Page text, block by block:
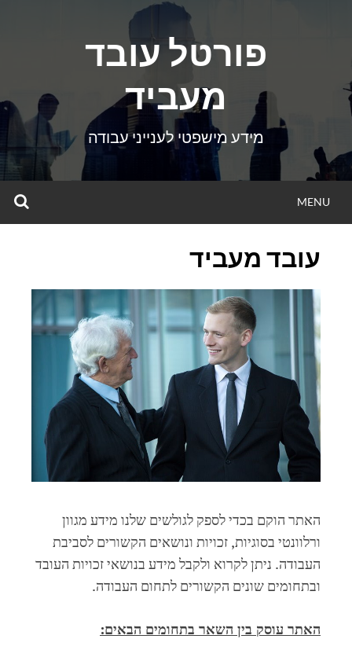
פורטל עובד
מעביד
מידע מישפטי לענייני עבודה
MENU
עובד מעביד
האתר הוקם בכדי לספק לגולשים שלנו מידע מגוון
ורלוונטי בסוגיות, זכויות ונושאים הקשורים לסביבת
העבודה. ניתן לקרוא ולקבל מידע בנושאי זכויות העובד
ובתחומים שונים הקשורים לתחום העבודה.
האתר עוסק בין השאר בתחומים הבאים: